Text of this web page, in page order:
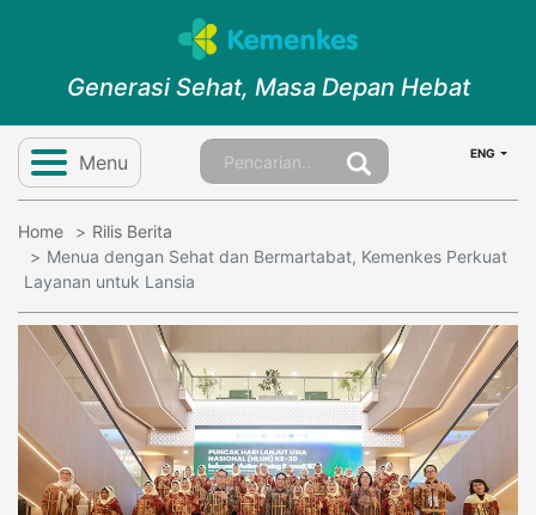
Generasi Sehat, Masa Depan Hebat
Menu ENG
Home
Rilis Berita
Menua dengan Sehat dan Bermartabat, Kemenkes Perkuat
Layanan untuk Lansia